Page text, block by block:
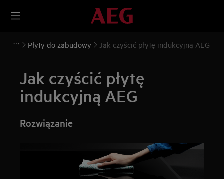
Płyty do zabudowy Jak czyścić płytę indukcyjną AEG
Jak czyścić płytę
indukcyjną AEG
Rozwiązanie